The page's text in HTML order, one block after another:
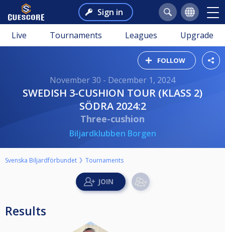
Sign in
Live Tournaments Leagues Upgrade
FOLLOW
November 30 - December 1, 2024
SWEDISH 3-CUSHION TOUR (KLASS 2)
SÖDRA 2024:2
Three-cushion
Biljardklubben Borgen
Svenska Biljardförbundet Tournaments
Results